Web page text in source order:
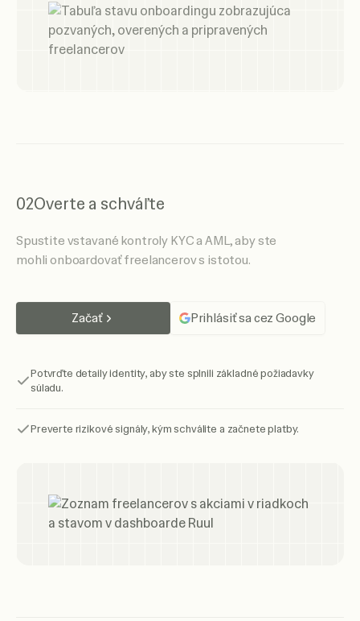
02Overte a schváľte
Spustite vstavané kontroly KYC a AML, aby ste
mohli onboardovať freelancerov s istotou.
Začať Prihlásiť sa cez Google
Potvrďte detaily identity, aby ste splnili základné požiadavky
súladu.
Preverte rizikové signály, kým schválite a začnete platby.